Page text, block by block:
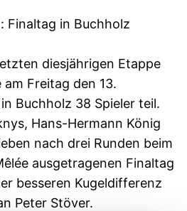
diesjährigen Etappe
Freitag den 13.
Buchholz 38 Spieler teil.
Hans-Hermann König
nach drei Runden beim
ausgetragenen Finaltag
besseren Kugeldifferenz
Peter Stöver.